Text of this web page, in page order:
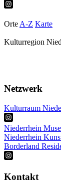
OrteA-Z Karte
Kulturregion
Netzwerk
Kulturraum
Niederrhein
Niederrhein
Borderland
Kontakt